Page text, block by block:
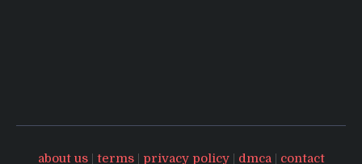
about us| terms| privacy policy| dmca| contact